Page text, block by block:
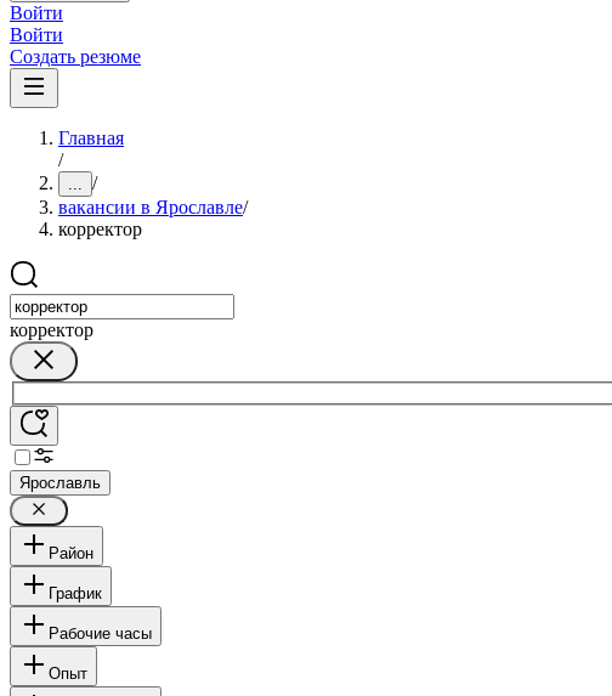
Войти
Войти
Создать резюме
Главная
/
... /
вакансии в Ярославле/
корректор
корректор
Ярославль
Район
График
Рабочие часы
Опыт